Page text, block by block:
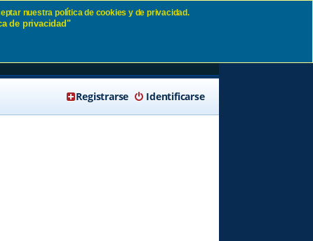
Identificarse
Registrarse
nuestra política de cookies y de privacidad.
de privacidad"